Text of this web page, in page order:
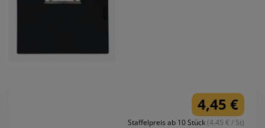
4,45 €
Staffelpreis ab 10 Stück(4.45 € / St)